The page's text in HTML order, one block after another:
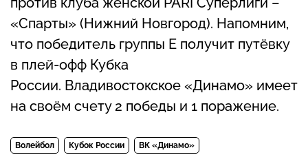
«Спарты» (Нижний Новгород). Напомним,
что победитель группы Е получит путёвку
в плей-офф Кубка
России. Владивостокское «Динамо» имеет
на своём счету 2 победы и 1 поражение.
Волейбол Кубок России ВК «Динамо»